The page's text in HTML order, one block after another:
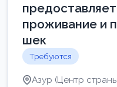
проживание и
шек
Требуются
Азур (Центр